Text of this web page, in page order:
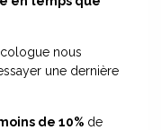
nous
une dernière
de 10% de